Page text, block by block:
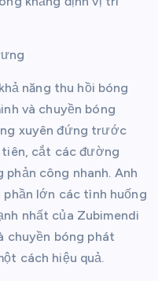
năng thu hồi bóng
và chuyền bóng
xuyên đứng trước
tiên, cắt các đường
phản công nhanh. Anh
lớn các tình huống
nhất của Zubimendi
chuyền bóng phát
cách hiệu quả.